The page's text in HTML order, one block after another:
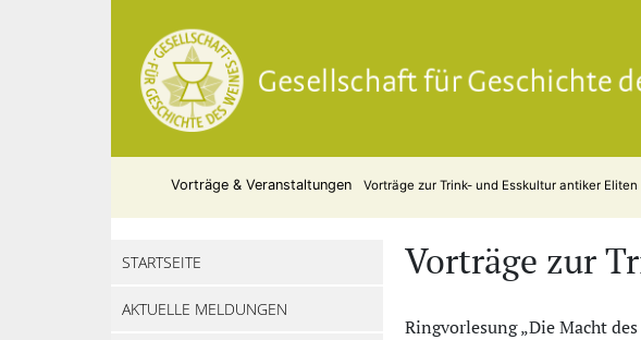
Vorträge & Veranstaltungen Vorträge zur Trink- und Esskultur antiker Eliten
STARTSEITE
AKTUELLE MELDUNGEN
Vorträge zur
Ringvorlesung „Die Macht